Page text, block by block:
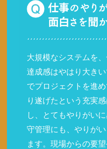
大規模なシステムを
達成感はやはり大き
でプロジェクトを進
り遂げたという充実
し、とてもやりがい
守管理にも、やりが
ます。現場からの要